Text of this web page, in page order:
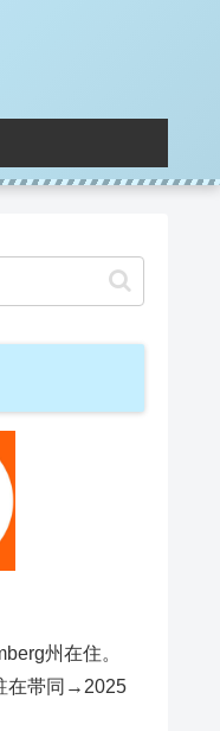
州在住。
在帯同→2025